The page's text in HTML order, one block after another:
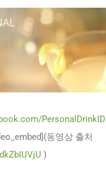
PersonalDrinkID
동영상 출처
)